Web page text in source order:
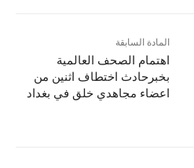
المادة السابقة
اهتمام الصحف العالمية
بخبرحادث اختطاف اثنين من
اعضاء مجاهدي خلق في بغداد